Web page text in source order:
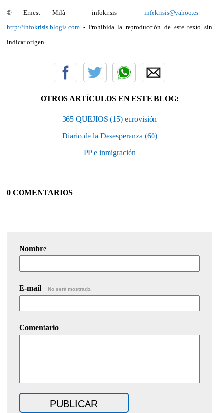
© Ernest Milà – infokrisis – infokrisis@yahoo.es-
http://infokrisis.blogia.com - Prohibida la reproducción de este texto sin
indicar origen.
OTROS ARTÍCULOS EN ESTE BLOG:
365 QUEJIOS (15) eurovisión
Diario de la Desesperanza (60)
PP e inmigración
0 COMENTARIOS
Nombre
E-mail No será mostrado.
Comentario